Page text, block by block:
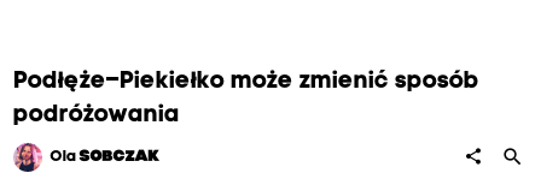
Podłęże–Piekiełko może zmienić sposób
podróżowania
OlaSOBCZAK share search